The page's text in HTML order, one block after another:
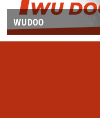
WUDOO